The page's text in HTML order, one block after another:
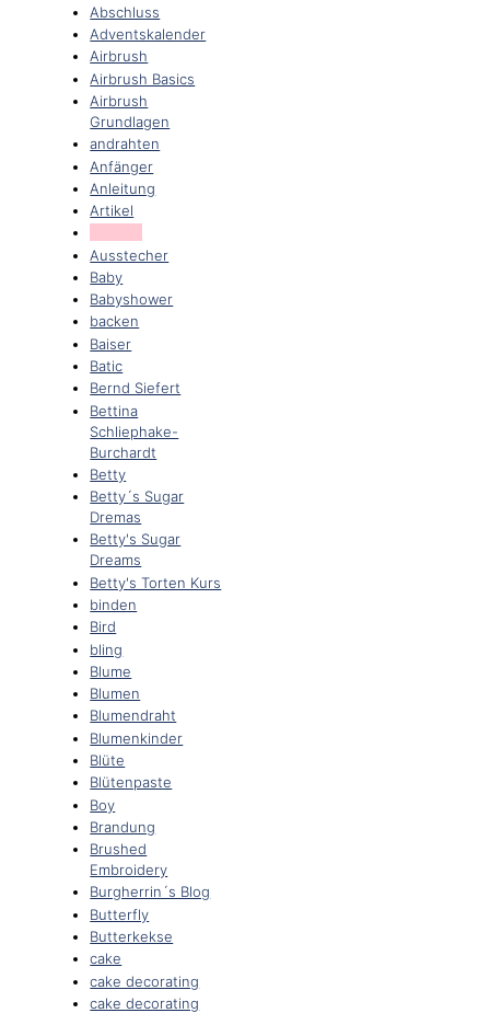
Abschluss
Adventskalender
Airbrush
Airbrush Basics
Airbrush
Grundlagen
andrahten
Anfänger
Anleitung
Artikel
Ausstecher
Baby
Babyshower
backen
Baiser
Batic
Bernd Siefert
Bettina
Schliephake-
Burchardt
Betty
Betty´s Sugar
Dremas
Betty's Sugar
Dreams
Betty's Torten Kurs
binden
Bird
bling
Blume
Blumen
Blumendraht
Blumenkinder
Blüte
Blütenpaste
Boy
Brandung
Brushed
Embroidery
Burgherrin´s Blog
Butterfly
Butterkekse
cake
cake decorating
cake decorating